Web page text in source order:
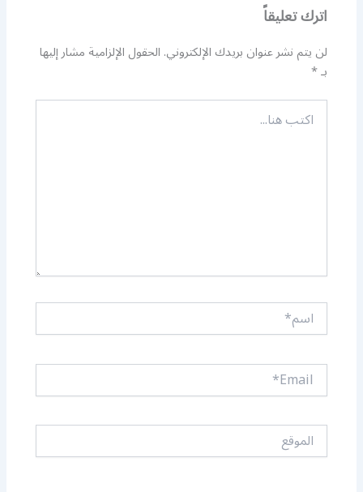
اترك تعليقاً
لن يتم نشر عنوان بريدك الإلكتروني.الحقول الإلزامية مشار إليها
بـ*
اكتب
هنا...
اسم*
Email*
الموقع